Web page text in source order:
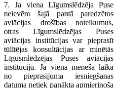
7. Ja viena Līgumslēdzēja Puse
neievēro šajā pantā paredzētos
aviācijas drošības noteikumus,
otras Līgumslēdzējas Puses
aviācijas institūcijas var pieprasīt
tūlītējas konsultācijas ar minētās
Līgusmlēdzējas Puses aviācijas
institūciju. Ja viena mēneša laikā
no pieprasījuma iesniegšanas
datuma netiek panākta apmierinoša